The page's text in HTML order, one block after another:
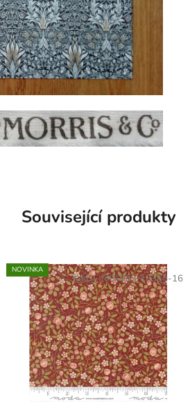
Související produkty
NOVINKA
Kód:L-MORRIS-13385-16